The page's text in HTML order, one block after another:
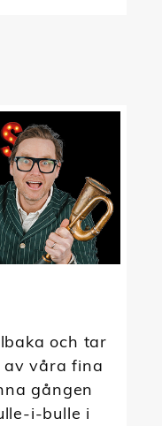
och tar
av våra fina
gången
i-bulle i